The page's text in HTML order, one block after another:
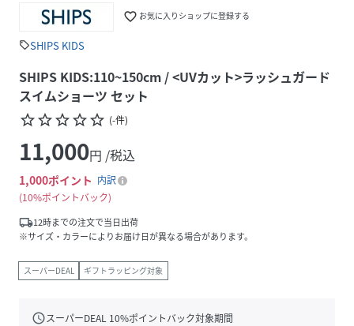
favorite_border お気に入りショップに登録する
sellSHIPS KIDS
SHIPS KIDS:110~150cm / <UVカット>ラッシュガード
スイムショーツ セット
star_borderstar_borderstar_borderstar_borderstar_border (-件)
11,000円 /税込
1,000ポイント 内訳
10%ポイントバック
local_shipping12時までの注文で当日出荷
※サイズ・カラーによりお届け日が異なる場合があります。
スーパーDEAL ギフトラッピング対象
scheduleスーパーDEAL 10%ポイントバック対象期間